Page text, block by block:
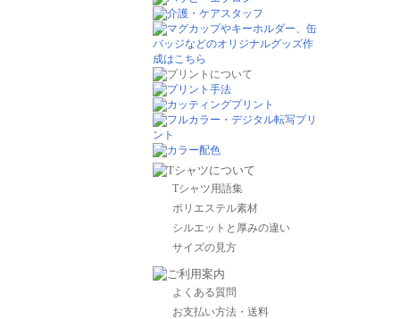
Tシャツ用語集
ポリエステル素材
シルエットと厚みの違い
サイズの見方
よくある質問
お支払い方法・送料